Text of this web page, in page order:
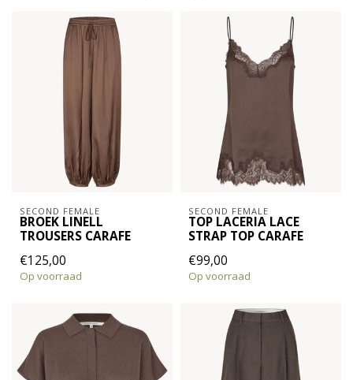
SECOND FEMALE
BROEK LINELL
TROUSERS CARAFE
€125,00
Op voorraad
SECOND FEMALE
TOP LACERIA LACE
STRAP TOP CARAFE
€99,00
Op voorraad